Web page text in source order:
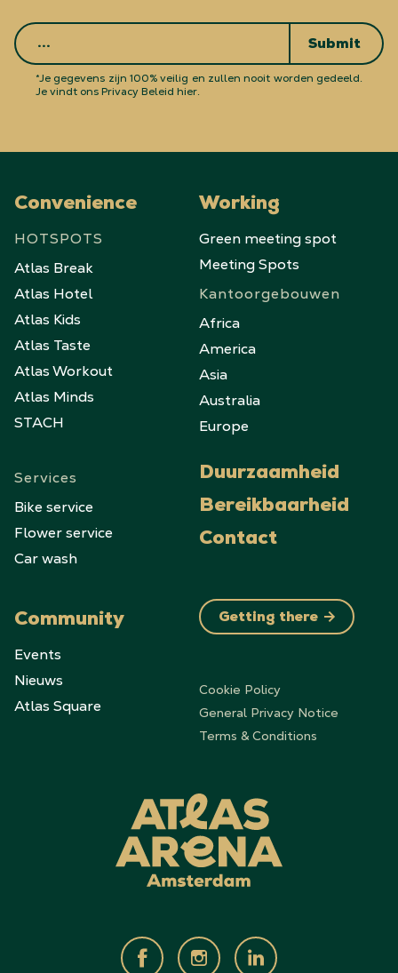
Submit
*Je gegevens zijn 100% veilig en zullen nooit worden gedeeld.
Je vindt ons Privacy Beleid hier.
Convenience
HOTSPOTS
Atlas Break
Atlas Hotel
Atlas Kids
Atlas Taste
Atlas Workout
Atlas Minds
STACH
Services
Bike service
Flower service
Car wash
Community
Events
Nieuws
Atlas Square
Working
Green meeting spot
Meeting Spots
Kantoorgebouwen
Africa
America
Asia
Australia
Europe
Duurzaamheid
Bereikbaarheid
Contact
Getting there
Cookie Policy
General Privacy Notice
Terms & Conditions